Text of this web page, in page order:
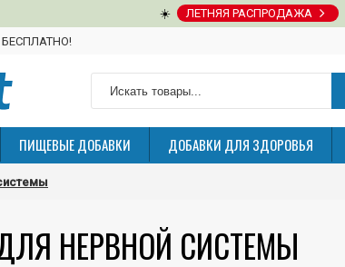
☀️ ЛЕТНЯЯ РАСПРОДАЖА
БЕСПЛАТНО!
ПИЩЕВЫЕ ДОБАВКИ ДОБАВКИ ДЛЯ ЗДОРОВЬЯ
НЕРВНОЙ СИСТЕМЫ